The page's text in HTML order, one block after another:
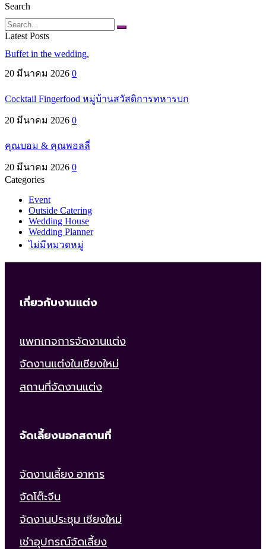
Search
Search
Latest Posts
Buffet in the wedding.
20 มีนาคม 2026 0
Cocktail Fingerfood หมู่บ้านสวัสดิการทหารบก
20 มีนาคม 2026 0
คุณบอม & คุณพอลลี่
20 มีนาคม 2026 0
Categories
Event
Outside Catering
Wedding House
Wedding Planner
ไม่มีหมวดหมู่
เกี่ยวกับงานแต่ง
แพกเกจการจัดงานแต่ง
จัดงานแต่งในเชียงใหม่
สถานที่จัดงานแต่ง
จัดเลี้ยงนอกสถานที่
จัดงานเลี้ยง อาหาร
จัดโต๊ะจีน
จัดงานประชุม เชียงใหม่
เช่าอุปกรณ์จัดเลี้ยง